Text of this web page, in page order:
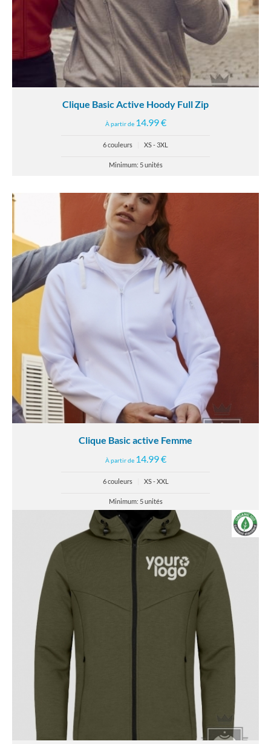
Clique Basic Active Hoody Full Zip
À partir de 14.99 €
6 couleurs XS - 3XL
Minimum: 5 unités
Clique Basic active Femme
À partir de 14.99 €
6 couleurs XS - XXL
Minimum: 5 unités